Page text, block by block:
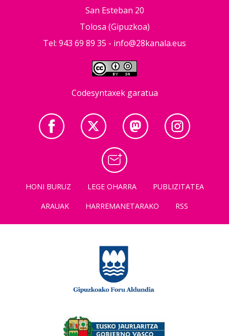
San Esteban 20
Tolosa (Gipuzkoa)
Tel: 943 69 89 35 - info@28kanala.eus
Codesyntaxek garatua
HONI BURUZ LEGE OHARRA
PUBLIZITATEA
ARAUAK
HARREMANETARAKO RSS